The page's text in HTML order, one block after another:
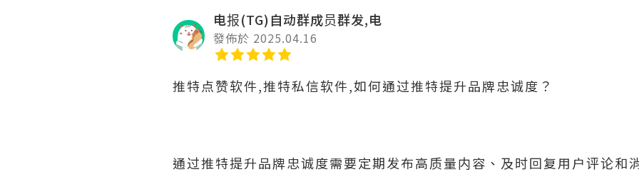
电报(TG)自动群成员群发,电
發佈於 2025.04.16
推特点赞软件,推特私信软件,如何通过推特提升品牌忠诚度？
通过推特提升品牌忠诚度需要定期发布高质量内容、及时回复用户评论和